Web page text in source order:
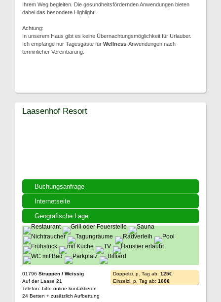
Ihrem Weg begleiten. Die gesundheitsfördernden Anwendungen bieten
dabei das besondere Highlight!
Achtung:
In unserem Haus gibt es keine Übernachtungsmöglichkeit für Urlauber.
Ich empfange nur Tagesgäste für Wellness-Anwendungen nach
terminlicher Vereinbarung.
Buchungsanfrage
Internetseite
Geografische Lage
Laasenhof Resort
01796 Struppen / Weissig
Auf der Laase 21
Telefon: bitte online kontaktieren
24 Betten + zusätzlich Aufbettung
Doppelzi. p. Tag ab: 125€
Einzelzi. p. Tag ab: 100€